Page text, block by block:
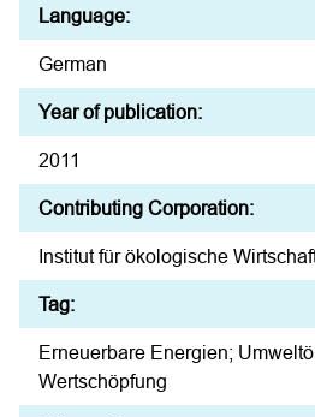
Language:
German
Year of publication:
2011
Contributing Corporation:
Institut für ökologische
Tag:
Erneuerbare Energien;
Wertschöpfung